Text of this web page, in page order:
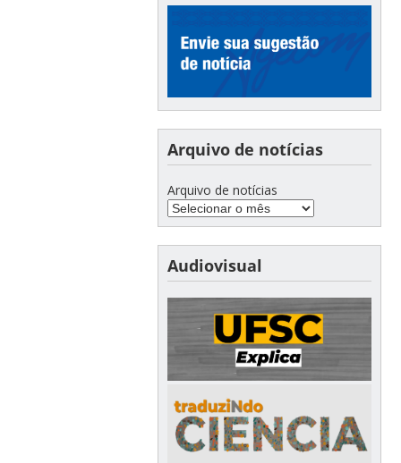
Arquivo de notícias
Arquivo de notícias
Audiovisual